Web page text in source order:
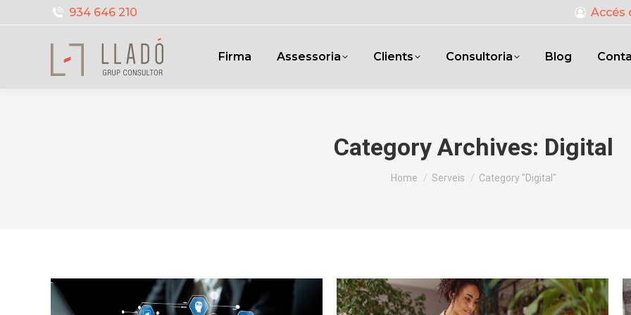
934 646 210 Accés
Firma Assessoria Clients Consultoria Blog
Category Archives: Digital
You are here:
Home Serveis Category "Digital"